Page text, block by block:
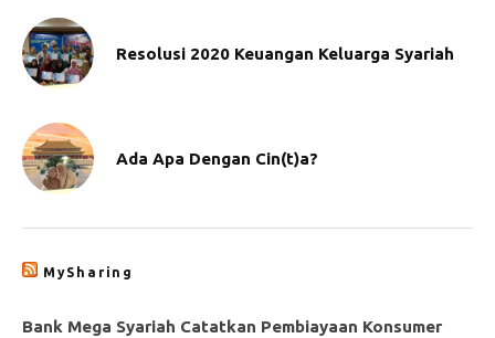
Resolusi 2020 Keuangan Keluarga Syariah
Ada Apa Dengan Cin(t)a?
MySharing
Bank Mega Syariah Catatkan Pembiayaan Konsumer